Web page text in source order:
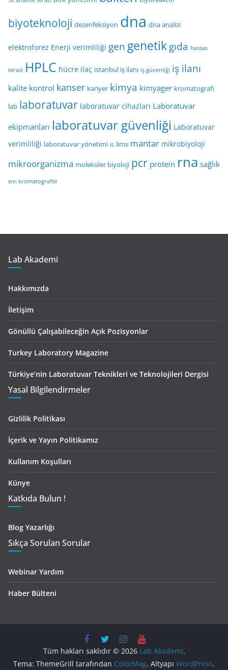
biyoteknoloji dezenfeksiyon dna dna analizi
elektroforez Enerji verimliliği gen genetikgıda hassas
terazi HPLC hücre ilaç istanbul iş ilanı iş güvenliği iş ilanı
kalite kontrol kanser kariyer kimya kimyager kromatografi
lab laboratuvar laboratuvar cihazları Laboratuvar
ekipmanları laboratuvar güvenliği Laboratuvar
verimliliği laboratuvar yönetimi lc lims mantar mikrobiyoloji
mikroorganizma moleküler biyoloji pcr protein rna sağlık
sıvı kromatografisi
Lab Akademi
Hakkımızda
İletişim
Gönüllü Çalışabileceğin Açık Pozisyonlar
Turkey Laboratory Magazine
Türkiye’nin Laboratuvar Teknikleri ve Teknolojileri Dergisi
Yasal Bilgilendirmeler
Gizlilik Politikası
İçerik ve Yayın Politikamız
Kullanım Koşulları
Künye
Katkıda Bulun !
Blog Yazarlığı
Sıkça Sorulan Sorular
Webinar Yardım
Haber Bülteni
Tüm hakları saklıdır © 2026 Lab Akademi.
Tema: ThemeGrill tarafından ColorMag. Altyapı WordPress.